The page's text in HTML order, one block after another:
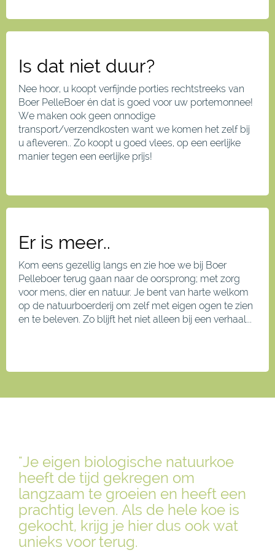
Is dat niet duur?
Nee hoor, u koopt verfijnde porties rechtstreeks van
Boer PelleBoer én dat is goed voor uw portemonnee!
We maken ook geen onnodige
transport/verzendkosten want we komen het zelf bij
u afleveren.. Zo koopt u goed vlees, op een eerlijke
manier tegen een eerlijke prijs!
Er is meer..
Kom eens gezellig langs en zie hoe we bij Boer
Pelleboer terug gaan naar de oorsprong; met zorg
voor mens, dier en natuur. Je bent van harte welkom
op de natuurboerderij om zelf met eigen ogen te zien
en te beleven. Zo blijft het niet alleen bij een verhaal...
"Je eigen biologische natuurkoe
heeft de tijd gekregen om
langzaam te groeien en heeft een
prachtig leven. Als de hele koe is
gekocht, krijg je hier dus ook wat
unieks voor terug.